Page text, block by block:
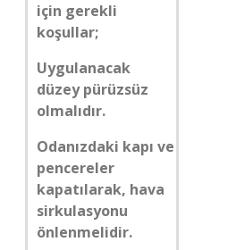
için gerekli
koşullar;
Uygulanacak
düzey pürüzsüz
olmalıdır.
Odanızdaki kapı ve
pencereler
kapatılarak, hava
sirkulasyonu
önlenmelidir.